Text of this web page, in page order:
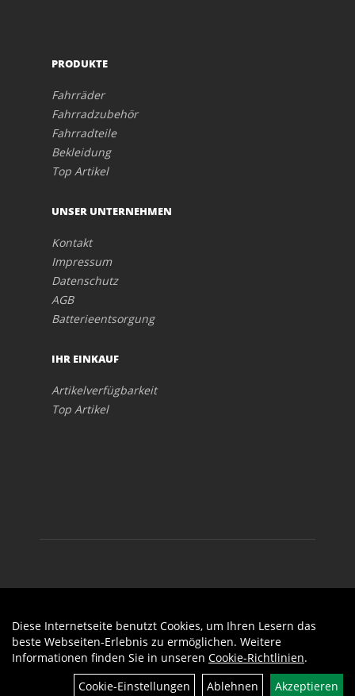
PRODUKTE
Fahrräder
Fahrradzubehör
Fahrradteile
Bekleidung
Top Artikel
UNSER UNTERNEHMEN
Kontakt
Impressum
Datenschutz
AGB
Batterieentsorgung
IHR EINKAUF
Artikelverfügbarkeit
Top Artikel
Diese Internetseite benutzt Cookies, um Ihren Lesern das
beste Webseiten-Erlebnis zu ermöglichen. Weitere
Informationen finden Sie in unseren Cookie-Richtlinien.
Cookie-Einstellungen
Ablehnen Akzeptieren
Auftrag widerrufen